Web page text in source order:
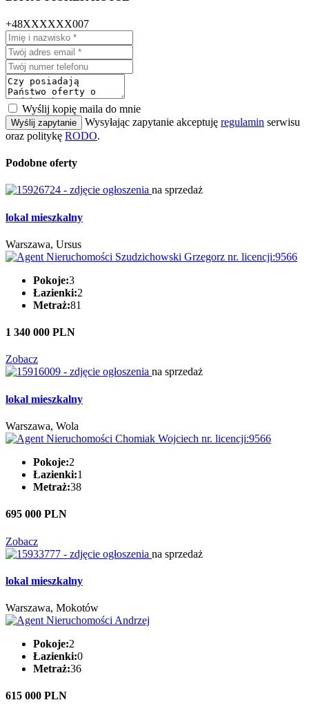
+48XXXXXX007
Wyślij kopię maila do mnie
Wyślij zapytanie Wysyłając zapytanie akceptuję regulamin serwisu
oraz politykę RODO.
Podobne oferty
na sprzedaż
lokal mieszkalny
Warszawa, Ursus
Pokoje:3
Łazienki:2
Metraż:81
1 340 000 PLN
Zobacz
na sprzedaż
lokal mieszkalny
Warszawa, Wola
Pokoje:2
Łazienki:1
Metraż:38
695 000 PLN
Zobacz
na sprzedaż
lokal mieszkalny
Warszawa, Mokotów
Pokoje:2
Łazienki:0
Metraż:36
615 000 PLN